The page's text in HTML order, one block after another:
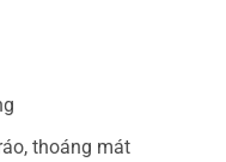
thoáng mát